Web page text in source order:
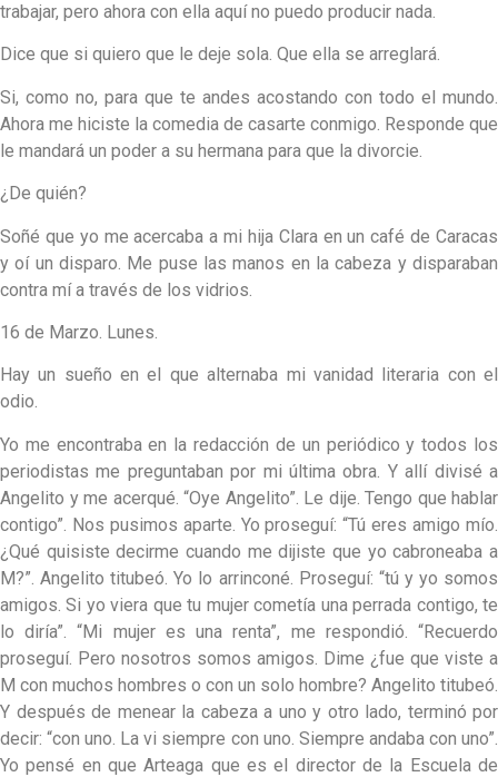
trabajar, pero ahora con ella aquí no puedo producir nada.
Dice que si quiero que le deje sola. Que ella se arreglará.
Si, como no, para que te andes acostando con todo el mundo.
Ahora me hiciste la comedia de casarte conmigo. Responde que
le mandará un poder a su hermana para que la divorcie.
¿De quién?
Soñé que yo me acercaba a mi hija Clara en un café de Caracas
y oí un disparo. Me puse las manos en la cabeza y disparaban
contra mí a través de los vidrios.
16 de Marzo. Lunes.
Hay un sueño en el que alternaba mi vanidad literaria con el
odio.
Yo me encontraba en la redacción de un periódico y todos los
periodistas me preguntaban por mi última obra. Y allí divisé a
Angelito y me acerqué. “Oye Angelito”. Le dije. Tengo que hablar
contigo”. Nos pusimos aparte. Yo proseguí: “Tú eres amigo mío.
¿Qué quisiste decirme cuando me dijiste que yo cabroneaba a
M?”. Angelito titubeó. Yo lo arrinconé. Proseguí: “tú y yo somos
amigos. Si yo viera que tu mujer cometía una perrada contigo, te
lo diría”. “Mi mujer es una renta”, me respondió. “Recuerdo
proseguí. Pero nosotros somos amigos. Dime ¿fue que viste a
M con muchos hombres o con un solo hombre? Angelito titubeó.
Y después de menear la cabeza a uno y otro lado, terminó por
decir: “con uno. La vi siempre con uno. Siempre andaba con uno”.
Yo pensé en que Arteaga que es el director de la Escuela de